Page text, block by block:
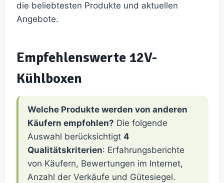
die beliebtesten Produkte und aktuellen
Angebote.
Empfehlenswerte 12V-
Kühlboxen
Welche Produkte werden von anderen
Käufern empfohlen? Die folgende
Auswahl berücksichtigt 4
Qualitätskriterien: Erfahrungsberichte
von Käufern, Bewertungen im Internet,
Anzahl der Verkäufe und Gütesiegel.